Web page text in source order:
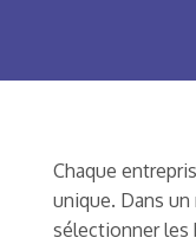
Chaque
unique. Dans
sélectionner les